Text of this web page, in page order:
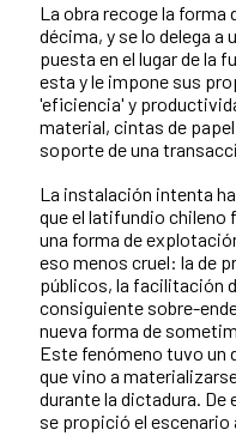
La obra recoge la forma
décima, y se lo delega
puesta en el lugar de la
esta y le impone sus
'eficiencia' y
material, cintas de
soporte de una
La instalación intenta
que el latifundio
una forma de
eso menos cruel: la de
públicos, la facilitación
consiguiente sobre-
nueva forma de
Este fenómeno tuvo un
que vino a
durante la dictadura.
se propició el escenario